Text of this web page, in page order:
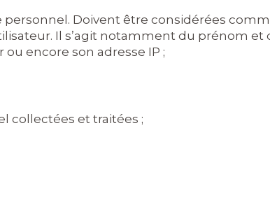
Doivent être considérées
Il s’agit notamment du prénom et
ou encore son adresse IP ;
collectées et traitées ;